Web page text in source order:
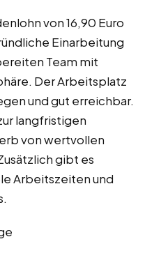
von 16,90 Euro
Einarbeitung
Team mit
Der Arbeitsplatz
und gut erreichbar.
langfristigen
von wertvollen
gibt es
Arbeitszeiten und